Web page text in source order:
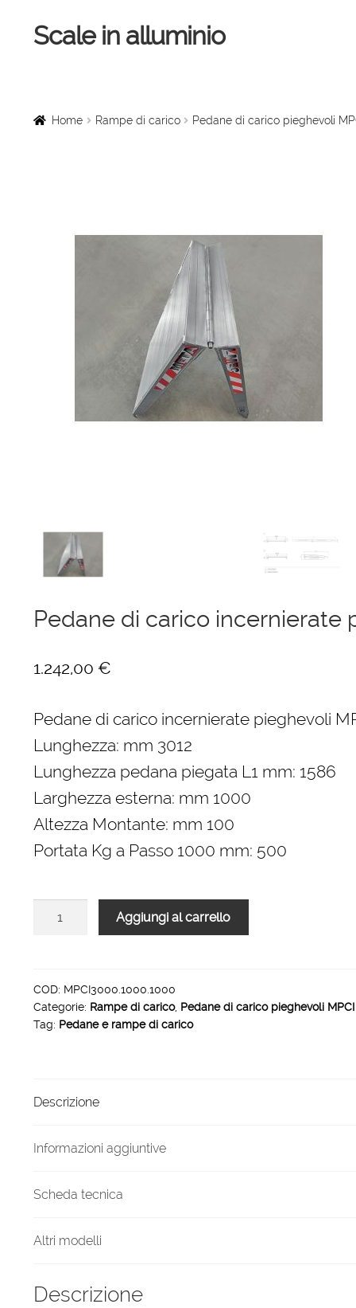
Vai
alla
Vai
al
Scale in alluminio
Scale a chiocciola
Scale in alluminio
Cerniere freni per porte
Home Rampe di carico Pedane di carico pieghevoli
Pedane di carico incernierate
1.242,00 €
Pedane di carico incernierate pieghevoli
Lunghezza: mm 3012
Lunghezza pedana piegata L1 mm: 1586
Larghezza esterna: mm 1000
Altezza Montante: mm 100
Portata Kg a Passo 1000 mm: 500
pieghevoli
MPCI
3012
quantità
Aggiungi al carrello
COD: MPCI3000.1000.1000
Categorie: Rampe di carico, Pedane di carico pieghevoli
Tag: Pedane e rampe di carico
Descrizione
Informazioni aggiuntive
Scheda tecnica
Altri modelli
Descrizione